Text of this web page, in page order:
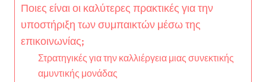
Ποιες είναι οι καλύτερες πρακτικές για την
υποστήριξη των συμπαικτών μέσω της
επικοινωνίας;
Στρατηγικές για την καλλιέργεια μιας συνεκτικής
αμυντικής μονάδας